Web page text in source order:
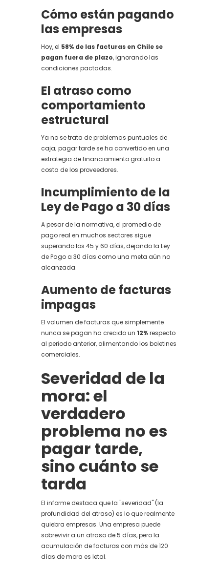
Cómo están pagando
las empresas
Hoy, el 58% de las facturas en Chile se
pagan fuera de plazo, ignorando las
condiciones pactadas.
El atraso como
comportamiento
estructural
Ya no se trata de problemas puntuales de
caja; pagar tarde se ha convertido en una
estrategia de financiamiento gratuito a
costa de los proveedores.
Incumplimiento de la
Ley de Pago a 30 días
A pesar de la normativa, el promedio de
pago real en muchos sectores sigue
superando los 45 y 60 días, dejando la Ley
de Pago a 30 días como una meta aún no
alcanzada.
Aumento de facturas
impagas
El volumen de facturas que simplemente
nunca se pagan ha crecido un 12%respecto
al periodo anterior, alimentando los boletines
comerciales.
Severidad de la
mora: el
verdadero
problema no es
pagar tarde,
sino cuánto se
tarda
El informe destaca que la "severidad" (la
profundidad del atraso) es lo que realmente
quiebra empresas. Una empresa puede
sobrevivir a un atraso de 5 días, pero la
acumulación de facturas con más de 120
días de mora es letal.